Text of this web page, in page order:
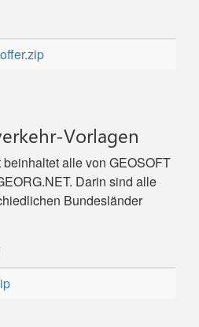
Vorlagen
alle von GEOSOFT
Darin sind alle
Bundesländer